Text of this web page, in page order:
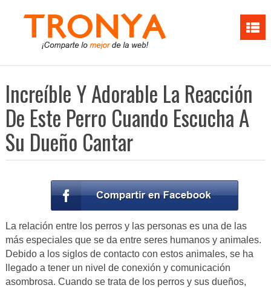
Increíble Y Adorable La Reacción
De Este Perro Cuando Escucha A
Su Dueño Cantar
La relación entre los perros y las personas es una de las
más especiales que se da entre seres humanos y animales.
Debido a los siglos de contacto con estos animales, se ha
llegado a tener un nivel de conexión y comunicación
asombrosa. Cuando se trata de los perros y sus dueños,